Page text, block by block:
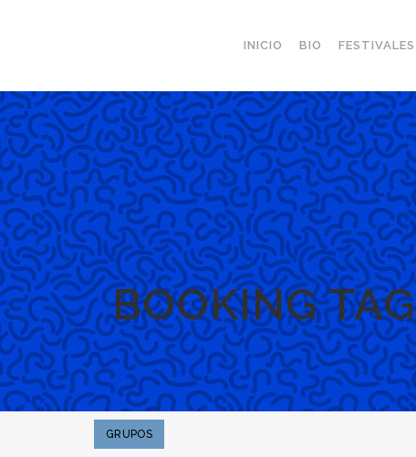
INICIO BIO FESTIVALES
BOOKING TAG
GRUPOS